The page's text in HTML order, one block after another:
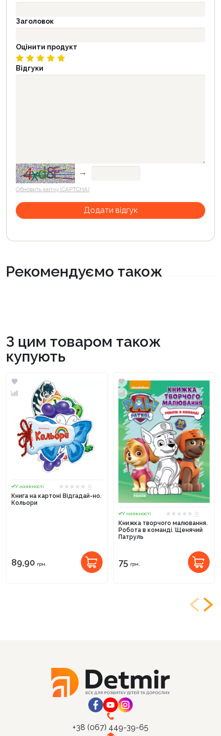
Заголовок
Оцінити продукт
Відгуки
→
Обновить капчу (CAPTCHA)
Рекомендуємо також
З цим товаром також
купують
У наявності
0
Книга на картоні Відгадай-но.
Кольори
89,90 грн.
У наявності
0
Книжка творчого малювання.
Робота в команді. Щенячий
Патруль
75 грн.
+38 (067) 449-39-65